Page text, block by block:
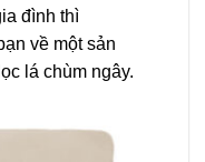
đình thì
về một sản
lá chùm ngây.